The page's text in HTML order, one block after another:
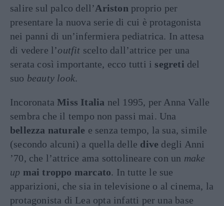
salire sul palco dell’Ariston proprio per
presentare la nuova serie di cui è protagonista
nei panni di un’infermiera pediatrica. In attesa
di vedere l’outfit scelto dall’attrice per una
serata così importante, ecco tutti i segreti del
suo beauty look.
IncoronataMiss Italia nel 1995, per Anna Valle
sembra che il tempo non passi mai. Una
bellezza naturale e senza tempo, la sua, simile
(secondo alcuni) a quella delle dive degli Anni
’70, che l’attrice ama sottolineare con un make
up mai troppo marcato. In tutte le sue
apparizioni, che sia in televisione o al cinema, la
protagonista di Lea opta infatti per una base